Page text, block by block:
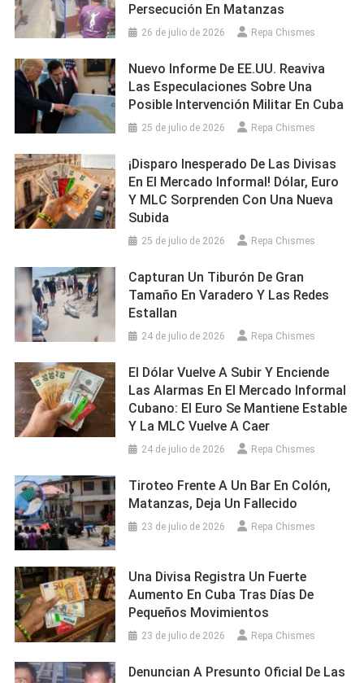
Persecución En Matanzas
26 de julio de 2026 Repa Chismes
Nuevo Informe De EE.UU. Reaviva
Las Especulaciones Sobre Una
Posible Intervención Militar En Cuba
25 de julio de 2026 Repa Chismes
¡Disparo Inesperado De Las Divisas
En El Mercado Informal! Dólar, Euro
Y MLC Sorprenden Con Una Nueva
Subida
25 de julio de 2026 Repa Chismes
Capturan Un Tiburón De Gran
Tamaño En Varadero Y Las Redes
Estallan
24 de julio de 2026 Repa Chismes
El Dólar Vuelve A Subir Y Enciende
Las Alarmas En El Mercado Informal
Cubano: El Euro Se Mantiene Estable
Y La MLC Vuelve A Caer
24 de julio de 2026 Repa Chismes
Tiroteo Frente A Un Bar En Colón,
Matanzas, Deja Un Fallecido
23 de julio de 2026 Repa Chismes
Una Divisa Registra Un Fuerte
Aumento En Cuba Tras Días De
Pequeños Movimientos
23 de julio de 2026 Repa Chismes
Denuncian A Presunto Oficial De Las